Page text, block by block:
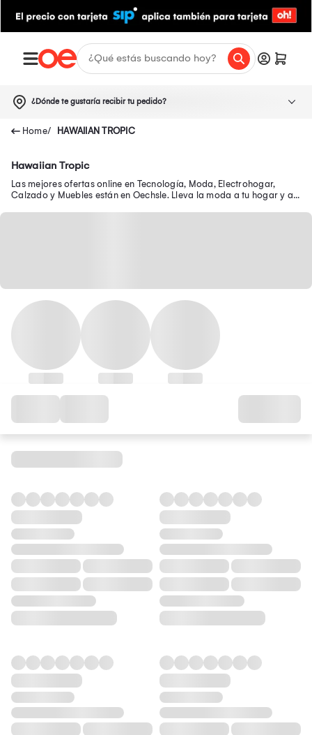
¿Dónde te gustaría recibir tu pedido?
HAWAIIAN TROPIC
Hawaiian Tropic
Las mejores ofertas online en Tecnología, Moda, Electrohogar,
Calzado y Muebles están en Oechsle. Lleva la moda a tu hogar y a